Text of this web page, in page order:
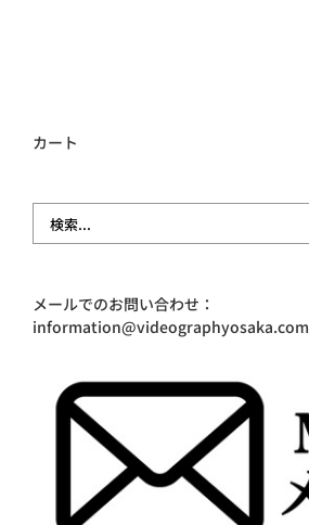
カート
メールでのお問い合わせ：
information@videographyosaka.com